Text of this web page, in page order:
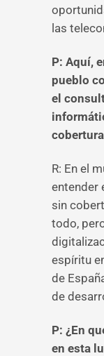
las
P: Aquí,
pueblo
el
R: En el
entender
sin
todo,
espíritu
de
de
P: ¿En
en esta